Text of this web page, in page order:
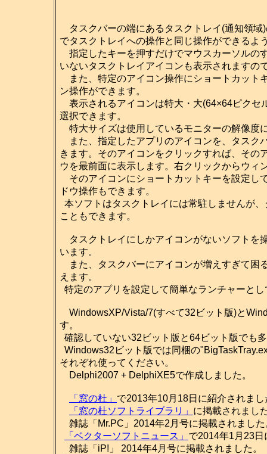
タスクバーの端にあるタスクトレイ(通知領域
でタスクトレイへの操作と同じ操作ができるよ
指定したキーを押すだけでマウスカーソルの
いないタスクトレイアイコンも表示されますの
また、特定のアイコン操作にショートカット
ン操作ができます。
表示されるアイコンは特大・大(64×64ピクセ
選択できます。
特大サイズは使用しているモニターの解像度
また、指定したアプリのアイコンを、タスク
きます。そのアイコンをクリックすれば、その
ウを最前面に表示します。右クリックからウィ
そのアイコンにショートカットキーを設定し
ドウ操作もできます。
本ソフトはタスクトレイには常駐しませんが
こともできます。
タスクトレイにしかアイコンがないソフトを
います。
また、タスクバーにアイコンが増えすぎて困
えます。
特定のアプリを設定して簡単なランチャーと
WindowsXP/Vista/7(すべて32ビット版)と
す。
確認していない32ビット版と64ビット版でも
Windows32ビット版では同梱の
それぞれ使ってください。
Delphi2007 + DelphiXE5で作成しました。
「窓の杜」 で2013年10月18日に紹介されまし
「窓の杜ソフトライブラリ」 に掲載されまし
雑誌「Mr.PC」2014年2月号に掲載されました
「ベクターソフトニュース」 で2014年1月23
雑誌「iP!」 2014年4月号に掲載されました。